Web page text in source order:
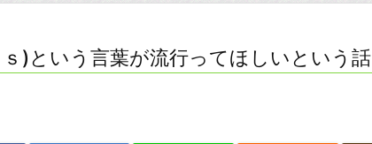
)という言葉が流行ってほしいという話